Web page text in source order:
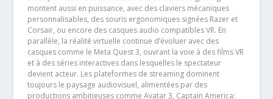
montent aussi en puissance, avec des claviers mécaniques
personnalisables, des souris ergonomiques signées Razer et
Corsair, ou encore des casques audio compatibles VR. En
parallèle, la réalité virtuelle continue d’évoluer avec des
casques comme le Meta Quest 3, ouvrant la voie à des films VR
et à des séries interactives dans lesquelles le spectateur
devient acteur. Les plateformes de streaming dominent
toujours le paysage audiovisuel, alimentées par des
productions ambitieuses comme Avatar 3, Captain America: